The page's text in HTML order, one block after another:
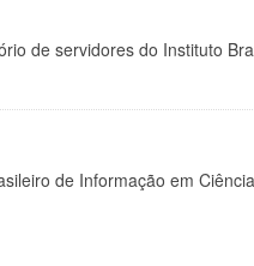
de servidores do Instituto
de Informação em